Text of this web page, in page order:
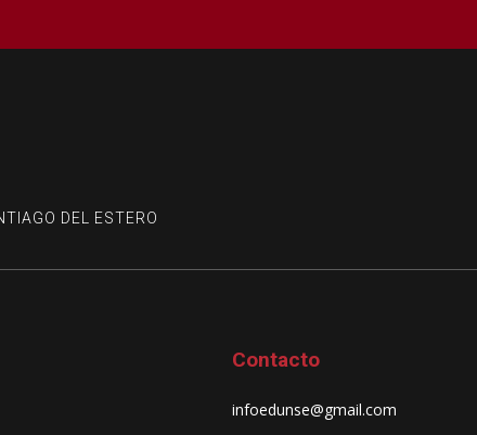
DEL ESTERO
Contacto
infoedunse@gmail.com